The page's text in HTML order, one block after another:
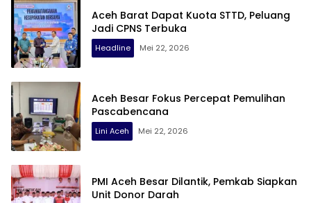
Aceh Barat Dapat Kuota STTD, Peluang
Jadi CPNS Terbuka
Headline Mei 22, 2026
Aceh Besar Fokus Percepat Pemulihan
Pascabencana
Lini Aceh Mei 22, 2026
PMI Aceh Besar Dilantik, Pemkab Siapkan
Unit Donor Darah